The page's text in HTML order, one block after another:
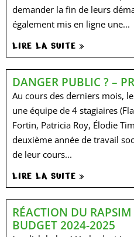
demander la fin de leurs
également mis en ligne une...
LIRE LA SUITE »
DANGER PUBLIC ? –
Au cours des derniers mois,
une équipe de 4 stagiaires
Fortin, Patricia Roy, Élodie
deuxième année de travail
de leur cours...
LIRE LA SUITE »
RÉACTION DU
BUDGET 2024-2025